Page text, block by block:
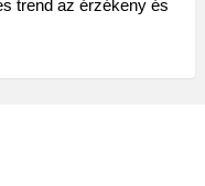
trend az érzékeny és